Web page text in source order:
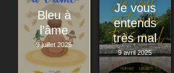
Bleu à
l’âme
9 juillet 2025
Je vous
entends
très mal
9 avril 2025